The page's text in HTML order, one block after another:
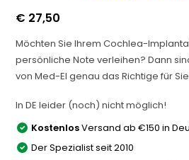
€ 27,50
Möchten Sie Ihrem Cochlea-
persönliche Note verleihen? Dann
von Med-El genau das Richtige für
In DE leider (noch) nicht möglich!
KostenlosVersand ab €150 in
Der Spezialist seit 2010